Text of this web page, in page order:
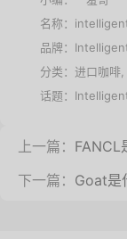
名称：
品牌：
分类： 进口咖啡
话题：
上一篇： FANCL
下一篇： Goat是